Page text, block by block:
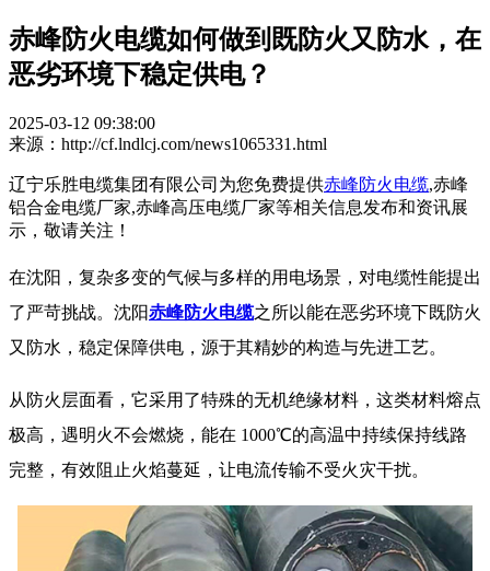
赤峰防火电缆如何做到既防火又防水，在
恶劣环境下稳定供电？
2025-03-12 09:38:00
来源：http://cf.lndlcj.com/news1065331.html
辽宁乐胜电缆集团有限公司为您免费提供赤峰防火电缆,赤峰
铝合金电缆厂家,赤峰高压电缆厂家等相关信息发布和资讯展
示，敬请关注！
在沈阳，复杂多变的气候与多样的用电场景，对电缆性能提出
了严苛挑战。沈阳赤峰防火电缆之所以能在恶劣环境下既防火
又防水，稳定保障供电，源于其精妙的构造与先进工艺。
从防火层面看，它采用了特殊的无机绝缘材料，这类材料熔点
极高，遇明火不会燃烧，能在 1000℃的高温中持续保持线路
完整，有效阻止火焰蔓延，让电流传输不受火灾干扰。